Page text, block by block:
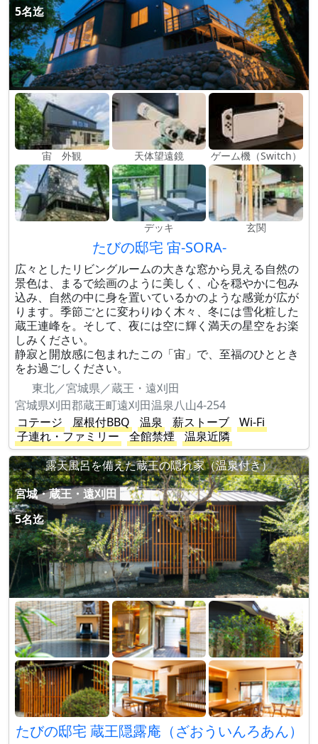
5名迄
宙 外観 天体望遠鏡 ゲーム機（Switch）
デッキ 玄関
たびの邸宅 宙-SORA-
広々としたリビングルームの大きな窓から見える自然の
景色は、まるで絵画のように美しく、心を穏やかに包み
込み、自然の中に身を置いているかのような感覚が広が
ります。季節ごとに変わりゆく木々、冬には雪化粧した
蔵王連峰を。そして、夜には空に輝く満天の星空をお楽
しみください。
静寂と開放感に包まれたこの「宙」で、至福のひととき
をお過ごしください。
東北／宮城県／蔵王・遠刈田
宮城県刈田郡蔵王町遠刈田温泉八山4-254
コテージ
屋根付BBQ 温泉 薪ストーブ
Wi-Fi
子連れ・ファミリー
全館禁煙
温泉近隣
露天風呂を備えた蔵王の隠れ家（温泉付き）
宮城・蔵王・遠刈田
5名迄
たびの邸宅 蔵王隠露庵（ざおういんろあん）